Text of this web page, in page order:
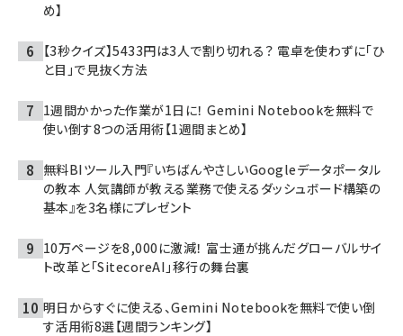
め】
【3秒クイズ】5433円は3人で割り切れる？ 電卓を使わずに「ひ
と目」で見抜く方法
1週間かかった作業が1日に！ Gemini Notebookを無料で
使い倒す8つの活用術【1週間まとめ】
無料BIツール入門『いちばんやさしいGoogleデータポータル
の教本 人気講師が教える業務で使えるダッシュボード構築の
基本』を3名様にプレゼント
10万ページを8,000に激減！ 富士通が挑んだグローバルサイ
ト改革と「SitecoreAI」移行の舞台裏
明日からすぐに使える、Gemini Notebookを無料で使い倒
す活用術8選【週間ランキング】